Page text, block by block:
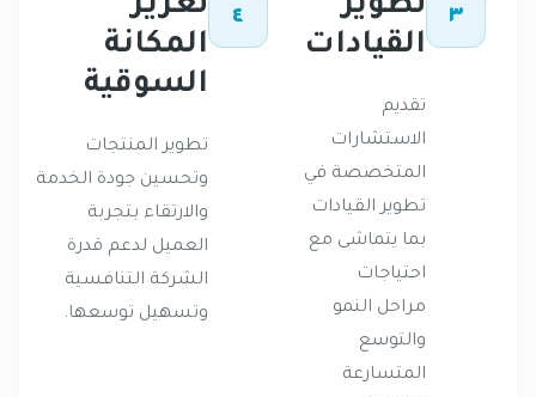
٣
تطوير
القيادات
تقديم
الاستشارات
المتخصصة في
تطوير القيادات
بما يتماشى مع
احتياجات
مراحل النمو
والتوسع
المتسارعة
٤
تعزيز
المكانة
السوقية
تطوير المنتجات
وتحسين جودة الخدمة
والارتقاء بتجربة
العميل لدعم قدرة
الشركة التنافسية
وتسهيل توسعها.